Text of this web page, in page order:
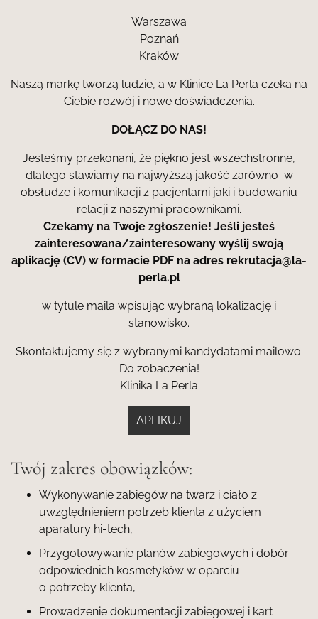
Warszawa
Poznań
Kraków
Naszą markę tworzą ludzie, a w Klinice La Perla czeka na
Ciebie rozwój i nowe doświadczenia.
DOŁĄCZ DO NAS!
Jesteśmy przekonani, że piękno jest wszechstronne,
dlatego stawiamy na najwyższą jakość zarówno w
obsłudze i komunikacji z pacjentami jaki i budowaniu
relacji z naszymi pracownikami.
Czekamy na Twoje zgłoszenie! Jeśli jesteś
zainteresowana/zainteresowany wyślij swoją
aplikację (CV) w formacie PDF na adres rekrutacja@la-
perla.pl
w tytule maila wpisując wybraną lokalizację i
stanowisko.
Skontaktujemy się z wybranymi kandydatami mailowo.
Do zobaczenia!
Klinika La Perla
APLIKUJ
Twój zakres obowiązków:
Wykonywanie zabiegów na twarz i ciało z
uwzględnieniem potrzeb klienta z użyciem
aparatury hi-tech,
Przygotowywanie planów zabiegowych i dobór
odpowiednich kosmetyków w oparciu
o potrzeby klienta,
Prowadzenie dokumentacji zabiegowej i kart